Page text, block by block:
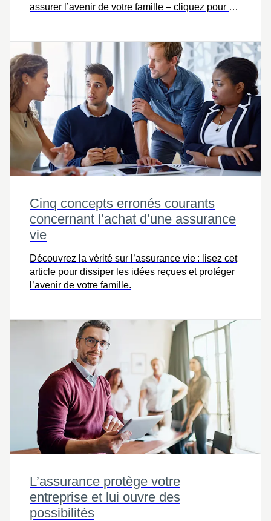
assurer l’avenir de votre famille – cliquez pour en
Cinq concepts erronés courants
concernant l’achat d’une assurance
vie
Découvrez la vérité sur l’assurance vie : lisez cet
article pour dissiper les idées reçues et protéger
l’avenir de votre famille.
L’assurance protège votre
entreprise et lui ouvre des
possibilités